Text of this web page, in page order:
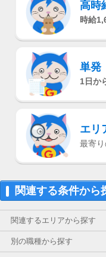
高時
時給
単発
1日か
エリ
最寄
関連する条件から
関連するエリアから探す
別の職種から探す